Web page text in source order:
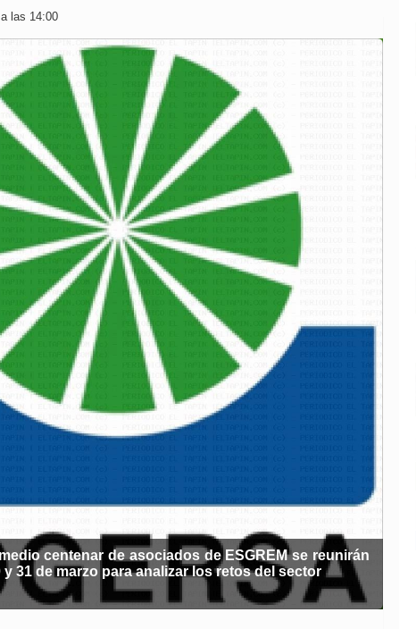
las 14:00
centenar de asociados de ESGREM se reunirán
31 de marzo para analizar los retos del sector